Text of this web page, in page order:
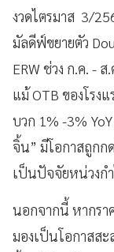
งวดไตรมาส 3/
มัลดีฟ์ขยายตัว
ERW ช่วง ก.ค. -
แม้ OTB ของโรง
บวก 1% -3%
จิ้น” มีโอกาสถูกก
เป็นปัจจัยหน่วงกำ
นอกจากนี้ หากรา
มองเป็นโอกาสส